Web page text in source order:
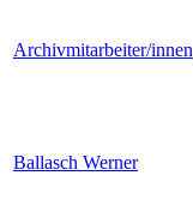
Archivmitarbeiter/innen
Ballasch Werner